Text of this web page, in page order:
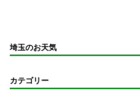
埼玉のお天気
カテゴリー